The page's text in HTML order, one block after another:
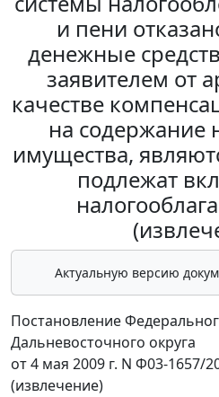
и пени
денежные
заявителем от
качестве
на содержание
имущества,
подлежат
Актуальную версию
Постановление
Дальневосточного округа
от 4 мая 2009 г. N Ф03-1657/
(извлечение)